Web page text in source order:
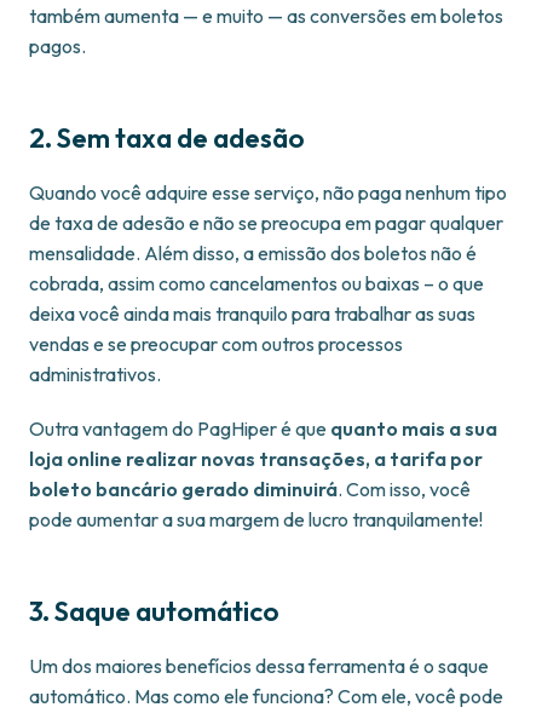
também aumenta — e muito — as conversões em boletos
pagos.
2. Sem taxa de adesão
Quando você adquire esse serviço, não paga nenhum tipo
de taxa de adesão e não se preocupa em pagar qualquer
mensalidade. Além disso, a emissão dos boletos não é
cobrada, assim como cancelamentos ou baixas – o que
deixa você ainda mais tranquilo para trabalhar as suas
vendas e se preocupar com outros processos
administrativos.
Outra vantagem do PagHiper é que quanto mais a sua
loja online realizar novas transações, a tarifa por
boleto bancário gerado diminuirá. Com isso, você
pode aumentar a sua margem de lucro tranquilamente!
3. Saque automático
Um dos maiores benefícios dessa ferramenta é o saque
automático. Mas como ele funciona? Com ele, você pode